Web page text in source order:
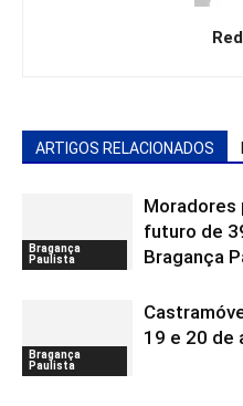
ARTIGOS RELACIONADOS
Bragança
Paulista
Moradores
futuro de
Bragança
Bragança
Paulista
19 e 20 de